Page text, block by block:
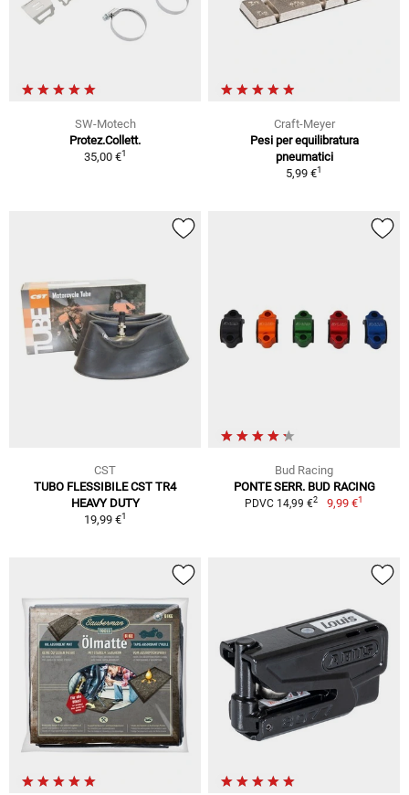
SW-Motech
Protez.Collett.
35,00 €1
Craft-Meyer
Pesi per equilibratura
pneumatici
5,99 €1
CST
TUBO FLESSIBILE CST TR4
HEAVY DUTY
19,99 €1
Bud Racing
PONTE SERR. BUD RACING
PDVC 14,99 €2 9,99 €1